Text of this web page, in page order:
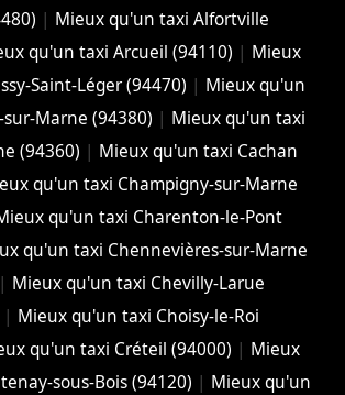
| Mieux qu'un taxi Alfortville
qu'un taxi Arcueil (94110) | Mieux
Saint-Léger (94470) | Mieux qu'un
Marne (94380) | Mieux qu'un taxi
(94360) | Mieux qu'un taxi Cachan
qu'un taxi Champigny-sur-Marne
qu'un taxi Charenton-le-Pont
qu'un taxi Chennevières-sur-Marne
| Mieux qu'un taxi Chevilly-Larue
| Mieux qu'un taxi Choisy-le-Roi
qu'un taxi Créteil (94000) | Mieux
sous-Bois (94120) | Mieux qu'un